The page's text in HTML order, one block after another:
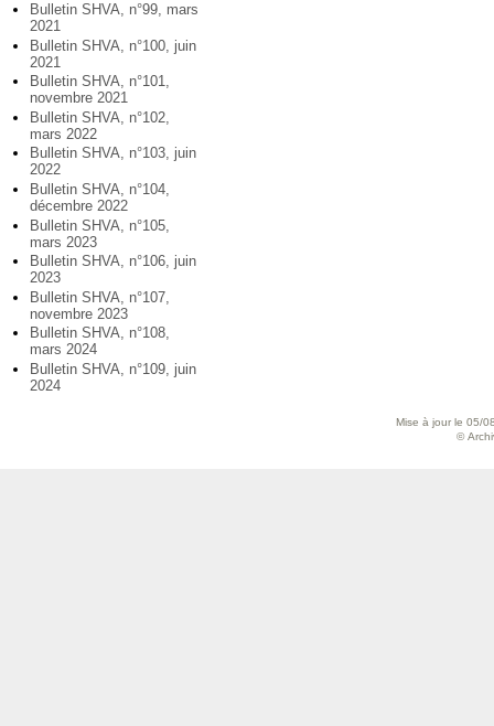
Bulletin SHVA, n°99, mars
2021
Bulletin SHVA, n°100, juin
2021
Bulletin SHVA, n°101,
novembre 2021
Bulletin SHVA, n°102,
mars 2022
Bulletin SHVA, n°103, juin
2022
Bulletin SHVA, n°104,
décembre 2022
Bulletin SHVA, n°105,
mars 2023
Bulletin SHVA, n°106, juin
2023
Bulletin SHVA, n°107,
novembre 2023
Bulletin SHVA, n°108,
mars 2024
Bulletin SHVA, n°109, juin
2024
Mise à jour le 05/
©